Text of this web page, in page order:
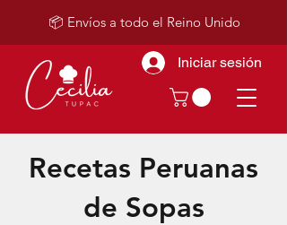
Iniciar sesión
📦 Envíos a todo el Reino Unido
Recetas Peruanas
de Sopas